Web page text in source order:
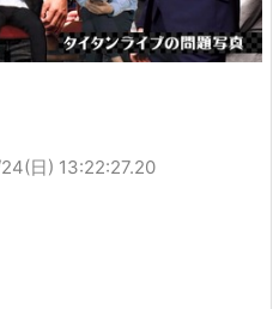
日) 13:22:27.20